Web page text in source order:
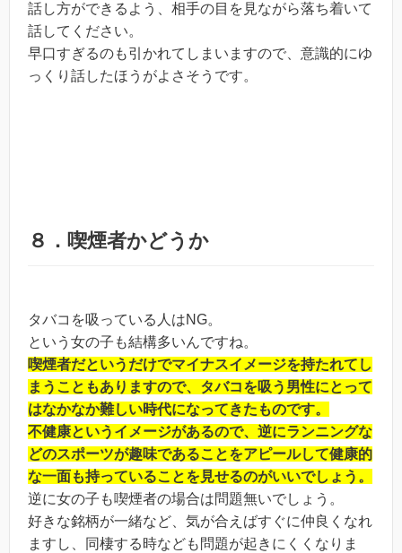
話し方ができるよう、相手の目を見ながら落ち着いて
話してください。
早口すぎるのも引かれてしまいますので、意識的にゆ
っくり話したほうがよさそうです。
８．喫煙者かどうか
タバコを吸っている人はNG。
という女の子も結構多いんですね。
喫煙者だというだけでマイナスイメージを持たれてし
まうこともありますので、タバコを吸う男性にとって
はなかなか難しい時代になってきたものです。
不健康というイメージがあるので、逆にランニングな
どのスポーツが趣味であることをアピールして健康的
な一面も持っていることを見せるのがいいでしょう。
逆に女の子も喫煙者の場合は問題無いでしょう。
好きな銘柄が一緒など、気が合えばすぐに仲良くなれ
ますし、同棲する時なども問題が起きにくくなりま